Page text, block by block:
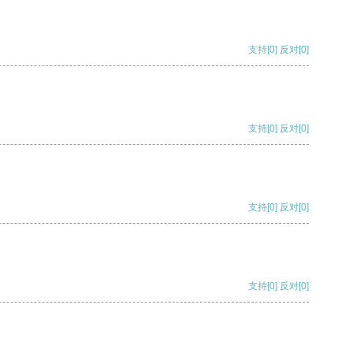
支持[0] 反对[0]
支持[0] 反对[0]
支持[0] 反对[0]
支持[0] 反对[0]